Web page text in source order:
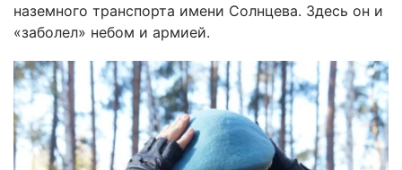
наземного транспорта имени Солнцева. Здесь он и
«заболел» небом и армией.